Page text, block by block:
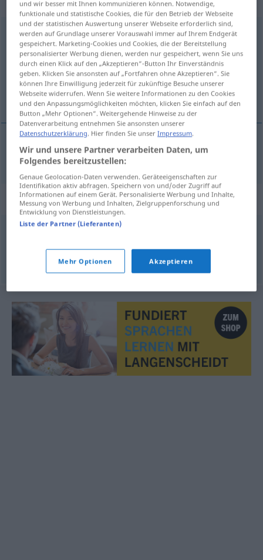
Schlummerm
Übersicht aller Übersetzungen
(Für mehr Details die Übersetzung anklicken/antippen)
sluimering
sluimer(ing) Schlummer
Synonyme für "Schlummer"
© OpenThesaurus.de
und wir besser mit Ihnen kommunizieren können. Notwendige,
funktionale und statistische Cookies, die für den Betrieb der Webseite
und der statistischen Auswertung unserer Webseite erforderlich sind,
werden auf Grundlage unserer Vorauswahl immer auf Ihrem Endgerät
gespeichert. Marketing-Cookies und Cookies, die der Bereitstellung
personalisierter Werbung dienen, werden nur gespeichert, wenn Sie uns
durch einen Klick auf den „Akzeptieren“-Button Ihr Einverständnis
geben. Klicken Sie ansonsten auf „Fortfahren ohne Akzeptieren“. Sie
können Ihre Einwilligung jederzeit für zukünftige Besuche unserer
Webseite widerrufen. Wenn Sie weitere Informationen zu den Cookies
und den Anpassungsmöglichkeiten möchten, klicken Sie einfach auf den
Button „Mehr Optionen“. Weitergehende Hinweise zu der
Datenverarbeitung entnehmen Sie ansonsten unserer
Datenschutzerklärung. Hier finden Sie unserImpressum.
Wir und unsere Partner verarbeiten Daten, um
Folgendes bereitzustellen:
Genaue Geolocation-Daten verwenden. Geräteeigenschaften zur
Identifikation aktiv abfragen. Speichern von und/oder Zugriff auf
Informationen auf einem Gerät. Personalisierte Werbung und Inhalte,
Messung von Werbung und Inhalten, Zielgruppenforschung und
Entwicklung von Dienstleistungen.
Liste der Partner (Lieferanten)
Mehr Optionen Akzeptieren